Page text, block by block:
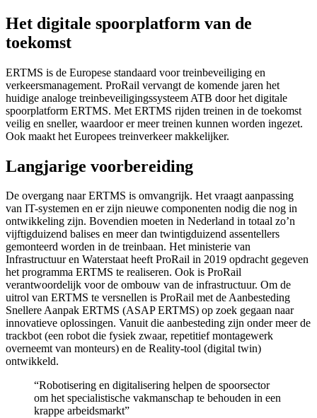
Het digitale spoorplatform van de
toekomst
ERTMS is de Europese standaard voor treinbeveiliging en
verkeersmanagement. ProRail vervangt de komende jaren het
huidige analoge treinbeveiligingssysteem ATB door het digitale
spoorplatform ERTMS. Met ERTMS rijden treinen in de toekomst
veilig en sneller, waardoor er meer treinen kunnen worden ingezet.
Ook maakt het Europees treinverkeer makkelijker.
Langjarige voorbereiding
De overgang naar ERTMS is omvangrijk. Het vraagt aanpassing
van IT-systemen en er zijn nieuwe componenten nodig die nog in
ontwikkeling zijn. Bovendien moeten in Nederland in totaal zo’n
vijftigduizend balises en meer dan twintigduizend assentellers
gemonteerd worden in de treinbaan. Het ministerie van
Infrastructuur en Waterstaat heeft ProRail in 2019 opdracht gegeven
het programma ERTMS te realiseren. Ook is ProRail
verantwoordelijk voor de ombouw van de infrastructuur. Om de
uitrol van ERTMS te versnellen is ProRail met de Aanbesteding
Snellere Aanpak ERTMS (ASAP ERTMS) op zoek gegaan naar
innovatieve oplossingen. Vanuit die aanbesteding zijn onder meer de
trackbot (een robot die fysiek zwaar, repetitief montagewerk
overneemt van monteurs) en de Reality-tool (digital twin)
ontwikkeld.
“Robotisering en digitalisering helpen de spoorsector
om het specialistische vakmanschap te behouden in een
krappe arbeidsmarkt”